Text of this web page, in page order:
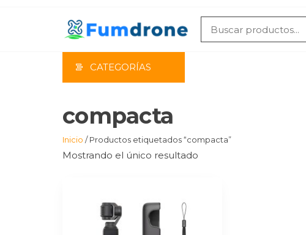
CATEGORÍAS
compacta
Inicio / Productos etiquetados “compacta”
Mostrando el único resultado